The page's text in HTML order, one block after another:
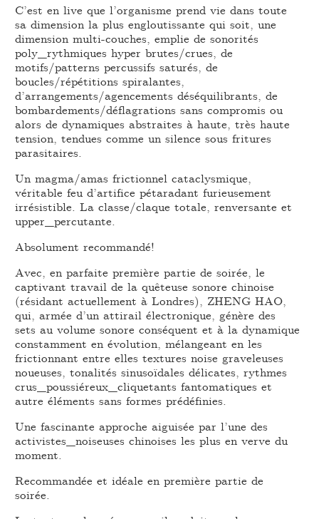
C’est en live que l’organisme prend vie dans toute
sa dimension la plus engloutissante qui soit, une
dimension multi-couches, emplie de sonorités
poly_rythmiques hyper brutes/crues, de
motifs/patterns percussifs saturés, de
boucles/répétitions spiralantes,
d’arrangements/agencements déséquilibrants, de
bombardements/déflagrations sans compromis ou
alors de dynamiques abstraites à haute, très haute
tension, tendues comme un silence sous fritures
parasitaires.
Un magma/amas frictionnel cataclysmique,
véritable feu d’artifice pétaradant furieusement
irrésistible. La classe/claque totale, renversante et
upper_percutante.
Absolument recommandé!
Avec, en parfaite première partie de soirée, le
captivant travail de la quêteuse sonore chinoise
(résidant actuellement à Londres), ZHENG HAO,
qui, armée d’un attirail électronique, génère des
sets au volume sonore conséquent et à la dynamique
constamment en évolution, mélangeant en les
frictionnant entre elles textures noise graveleuses
noueuses, tonalités sinusoïdales délicates, rythmes
crus_poussiéreux_cliquetants fantomatiques et
autre éléments sans formes prédéfinies.
Une fascinante approche aiguisée par l’une des
activistes_noiseuses chinoises les plus en verve du
moment.
Recommandée et idéale en première partie de
soirée.